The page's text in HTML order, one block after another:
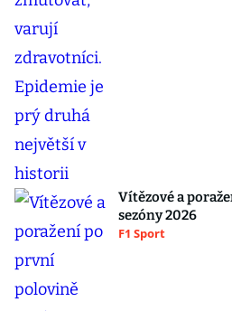
Vítězové a
sezóny 2026
F1 Sport